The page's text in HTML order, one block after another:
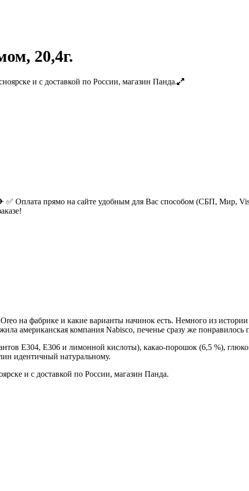
20,4г.
Оплата прямо на сайте удобным для Вас способом (СБП, Мир,
на фабрике и какие варианты начинок есть. Немного из
американская компания Nabisco, печенье сразу же понравилось
Е304, Е306 и лимонной кислоты), какао-порошок (6,5 %),
идентичный натуральному.
и с доставкой по России, магазин Панда.